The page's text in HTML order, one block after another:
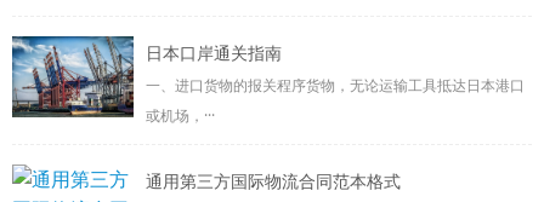
日本口岸通关指南
一、进口货物的报关程序货物，无论运输工具抵达日本港口
或机场，···
通用第三方国际物流合同范本格式